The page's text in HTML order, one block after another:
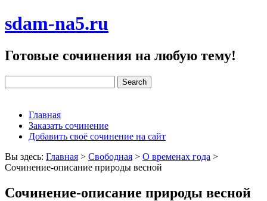
sdam-na5.ru
Готовые сочинения на любую тему!
Главная
Заказать сочинение
Добавить своё сочинение на сайт
Вы здесь: Главная > Свободная > О временах года >
Сочинение-описание природы весной
Сочинение-описание природы весной